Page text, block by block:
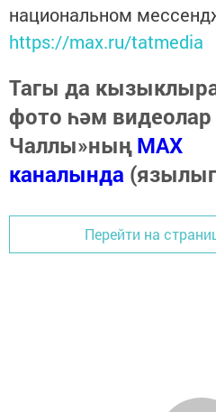
национальном
https://max.ru/tatmedia
Тагы да
фото һәм
Чаллы»ныңMAX
каналында
Перейти на